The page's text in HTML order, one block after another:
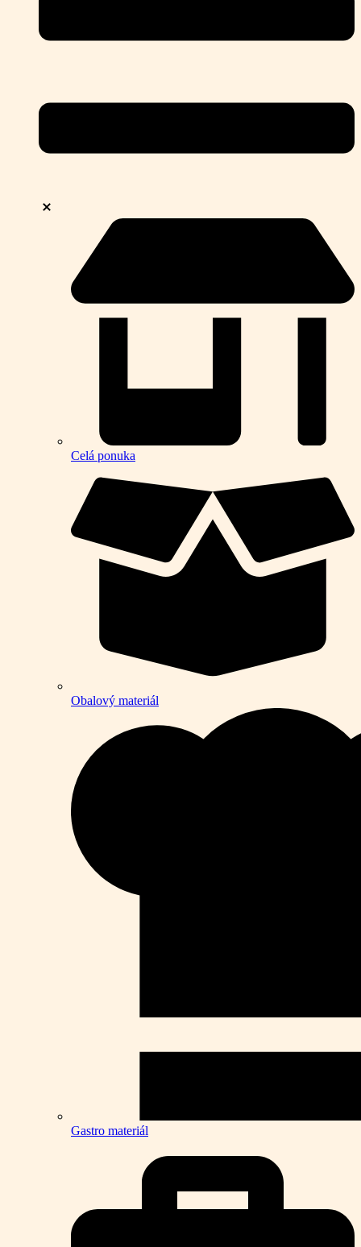
Celá ponuka
Obalový materiál
Gastro materiál